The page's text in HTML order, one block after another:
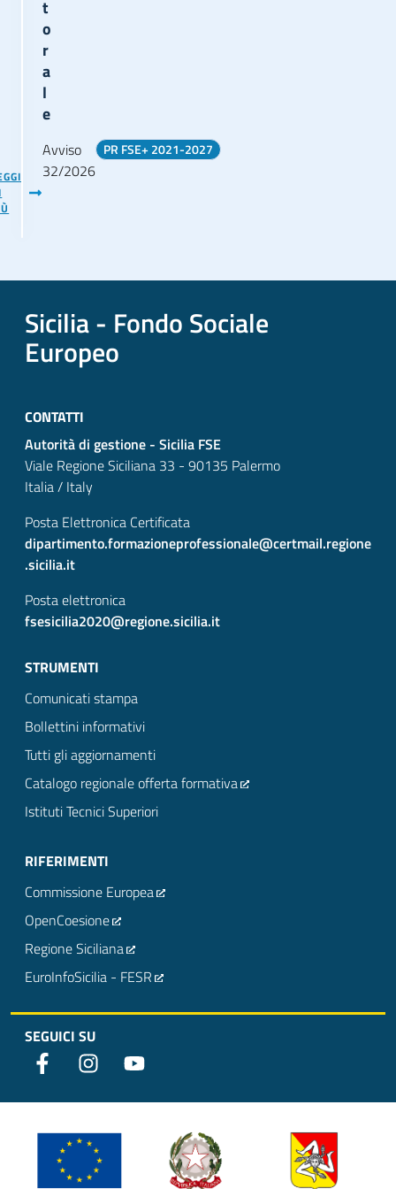
t
o
r
a
l
e
Avviso
32/2026
PR FSE+ 2021-2027
Sicilia - Fondo Sociale
Europeo
CONTATTI
Autorità di gestione - Sicilia FSE
Viale Regione Siciliana 33 - 90135 Palermo
Italia / Italy
Posta Elettronica Certificata
dipartimento.formazioneprofessionale@certmail.regione
.sicilia.it
Posta elettronica
fsesicilia2020@regione.sicilia.it
STRUMENTI
Comunicati stampa
Bollettini informativi
Tutti gli aggiornamenti
Catalogo regionale offerta formativa
Istituti Tecnici Superiori
RIFERIMENTI
Commissione Europea
OpenCoesione
Regione Siciliana
EuroInfoSicilia - FESR
SEGUICI SU